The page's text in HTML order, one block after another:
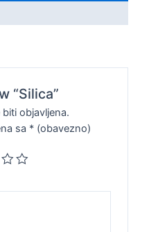
“Silica”
objavljena.
sa * (obavezno)